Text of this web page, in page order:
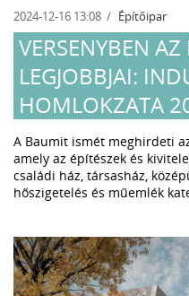
2024-12-16 13:08 Építőipar
VERSENYBEN AZ
LEGJOBBJAI:
HOMLOKZATA
A Baumit ismét meghirdeti
amely az építészek és
családi ház, társasház,
hőszigetelés és műemlék